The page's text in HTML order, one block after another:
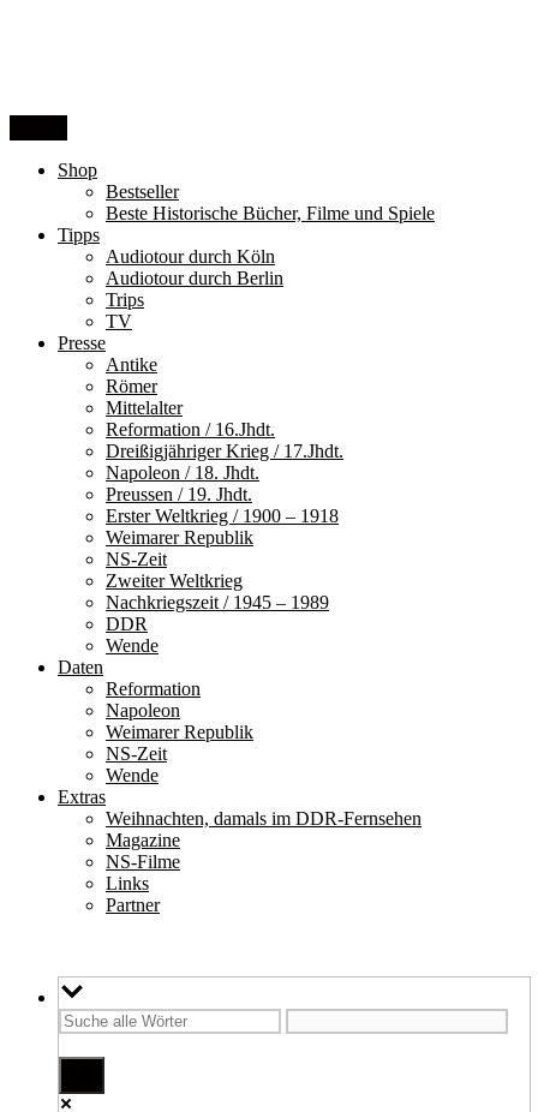
Shop
Bestseller
Beste Historische Bücher, Filme und Spiele
Tipps
Audiotour durch Köln
Audiotour durch Berlin
Trips
TV
Presse
Antike
Römer
Mittelalter
Reformation / 16.Jhdt.
Dreißigjähriger Krieg / 17.Jhdt.
Napoleon / 18. Jhdt.
Preussen / 19. Jhdt.
Erster Weltkrieg / 1900 – 1918
Weimarer Republik
NS-Zeit
Zweiter Weltkrieg
Nachkriegszeit / 1945 – 1989
DDR
Wende
Daten
Reformation
Napoleon
Weimarer Republik
NS-Zeit
Wende
Extras
Weihnachten, damals im DDR-Fernsehen
Magazine
NS-Filme
Links
Partner